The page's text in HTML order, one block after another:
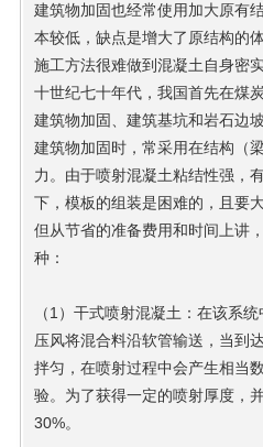
建筑物加固也经常使用加大原有
本较低，缺点是增大了原结构的
施工方法很难做到混凝土自身密
十世纪七十年代，我国首先在煤
建筑物加固、建筑基坑和岩石边
建筑物加固时，常采用在结构（
力。由于喷射混凝土粘结性强，
下，模板的组装是困难的，且要
但从节省的准备费用和时间上讲
种：
（1）干式喷射混凝土：在该系
压风将混合料沿软管输送，当到
拌匀，在喷射过程中会产生相当
验。为了获得一定的喷射厚度，
30%。